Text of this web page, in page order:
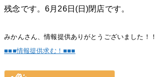
残念です。6月26日(日)閉店です。
みかんさん、情報提供ありがとうございました！！
■■■情報提供求む！■■■